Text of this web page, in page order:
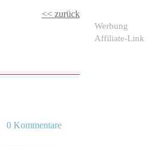
<< zurück
0 Kommentare
Werbung
Affiliate-Link